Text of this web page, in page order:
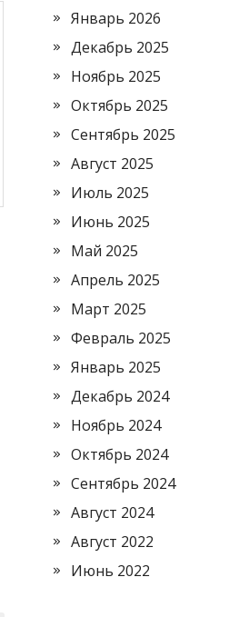
Январь 2026
Декабрь 2025
Ноябрь 2025
Октябрь 2025
Сентябрь 2025
Август 2025
Июль 2025
Июнь 2025
Май 2025
Апрель 2025
Март 2025
Февраль 2025
Январь 2025
Декабрь 2024
Ноябрь 2024
Октябрь 2024
Сентябрь 2024
Август 2024
Август 2022
Июнь 2022